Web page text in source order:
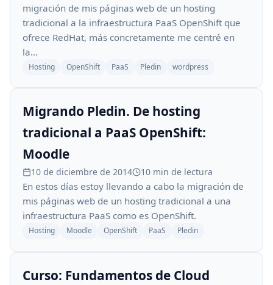
migración de mis páginas web de un hosting
tradicional a la infraestructura PaaS OpenShift que
ofrece RedHat, más concretamente me centré en
la…
Hosting OpenShift PaaS Pledin wordpress
Migrando Pledin. De hosting
tradicional a PaaS OpenShift:
Moodle
10 de diciembre de 2014 10 min de lectura
En estos días estoy llevando a cabo la migración de
mis páginas web de un hosting tradicional a una
infraestructura PaaS como es OpenShift.
Hosting Moodle OpenShift PaaS Pledin
Curso: Fundamentos de Cloud